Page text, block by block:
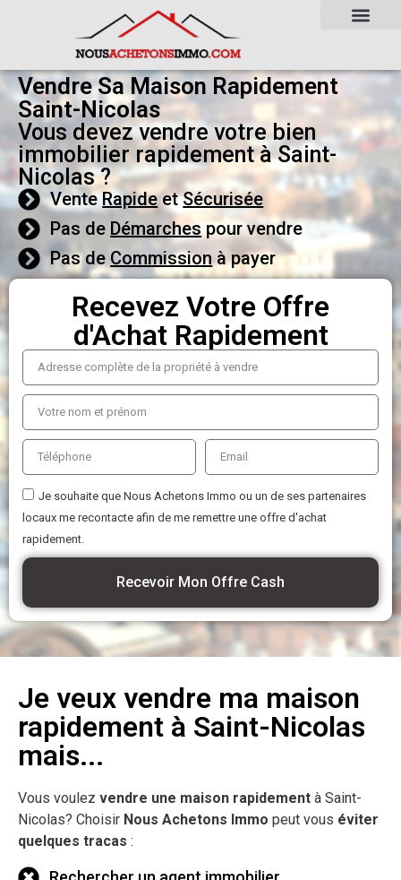
Vendre Sa Maison Rapidement
Saint-Nicolas
Vous devez vendre votre bien
immobilier rapidement à Saint-
Nicolas ?
VenteRapideetSécurisée
Pas de Démarches pour vendre
Pas de Commission à payer
Recevez Votre Offre
d'Achat Rapidement
Je souhaite que Nous Achetons Immo ou un de ses partenaires
locaux me recontacte afin de me remettre une offre d'achat
rapidement.
Recevoir Mon Offre Cash
Je veux vendre ma maison
rapidement à Saint-Nicolas
mais...
Vous voulez vendre une maison rapidement à Saint-
Nicolas? Choisir Nous Achetons Immo peut vous éviter
quelques tracas :